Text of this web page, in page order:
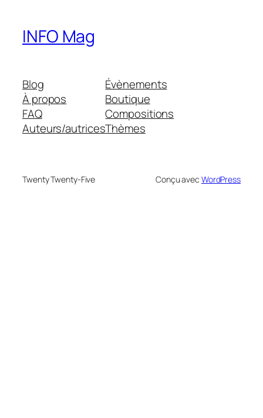
INFO Mag
Blog
À propos
FAQ
Auteurs/autrices
Évènements
Boutique
Compositions
Thèmes
Twenty Twenty-Five Conçu avec WordPress